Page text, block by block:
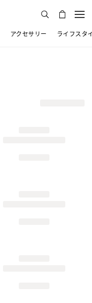
アクセサリー ライフスタ